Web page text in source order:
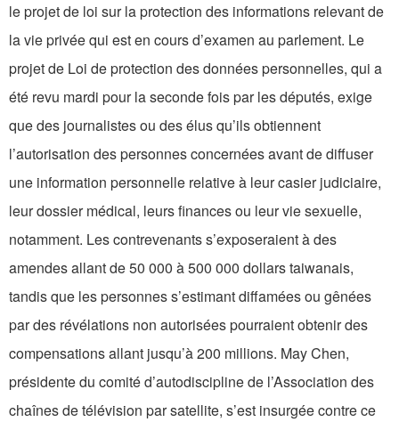
le projet de loi sur la protection des informations relevant de
la vie privée qui est en cours d’examen au parlement. Le
projet de Loi de protection des données personnelles, qui a
été revu mardi pour la seconde fois par les députés, exige
que des journalistes ou des élus qu’ils obtiennent
l’autorisation des personnes concernées avant de diffuser
une information personnelle relative à leur casier judiciaire,
leur dossier médical, leurs finances ou leur vie sexuelle,
notamment. Les contrevenants s’exposeraient à des
amendes allant de 50 000 à 500 000 dollars taiwanais,
tandis que les personnes s’estimant diffamées ou gênées
par des révélations non autorisées pourraient obtenir des
compensations allant jusqu’à 200 millions. May Chen,
présidente du comité d’autodiscipline de l’Association des
chaînes de télévision par satellite, s’est insurgée contre ce